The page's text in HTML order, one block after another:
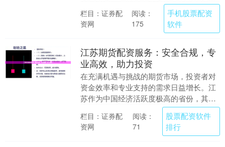
捷径，它既可能放大收益，也可能放大亏
损。本文将从实战....
栏目：证券配
资网
阅读：
175
手机股票配资
软件
江苏期货配资服务：安全合规，专
业高效，助力投资
在充满机遇与挑战的期货市场，投资者对
资金效率和专业支持的需求日益增长。江
苏作为中国经济活跃度极高的省份，其期
货市场也蓬勃发展。在此背景下，**江苏
期货配资服务*....
栏目：证券配
资网
阅读：
71
股票配资软件
排行